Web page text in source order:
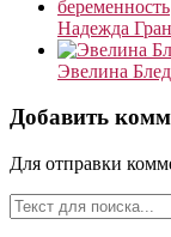
Надежда
Эвелина
Добавить
Для отправки